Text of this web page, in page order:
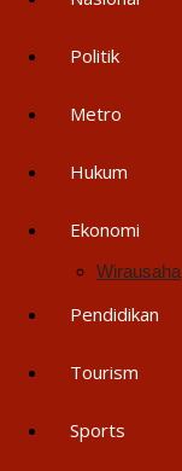
Politik
Metro
Hukum
Ekonomi
Wirausaha
Pendidikan
Tourism
Sports